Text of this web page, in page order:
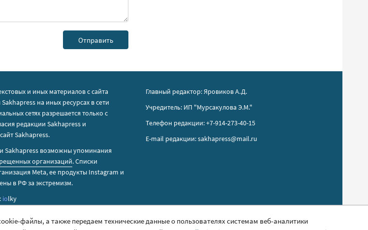
и иных материалов с сайта
на иных ресурсах в сети
сетях разрешается только с
редакции Sakhapress и
Sakhapress.
Sakhapress возможны упоминания
организаций. Списки
Metа, ее продукты Instagram и
в РФ за экстремизм.
iolky
Главный редактор: Яровиков А.Д.
Учредитель: ИП "Мурсакулова Э.М."
Телефон редакции: +7-914-273-40-15
E-mail редакции: sakhapress@mail.ru
файлы, а также передаем технические данные о пользователях системам веб-аналитики